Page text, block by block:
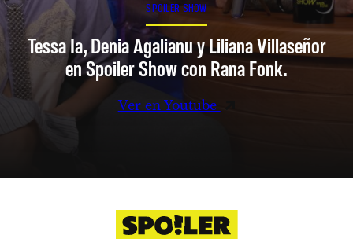
SPOILER SHOW
Tessa Ia, Denia Agalianu y Liliana Villaseñor
en Spoiler Show con Rana Fonk.
Ver en Youtube